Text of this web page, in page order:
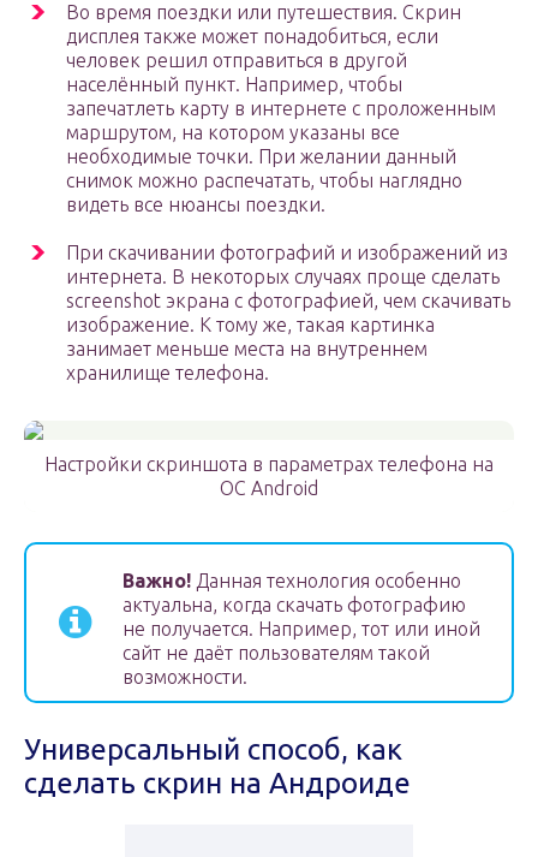
Во время поездки или путешествия. Скрин
дисплея также может понадобиться, если
человек решил отправиться в другой
населённый пункт. Например, чтобы
запечатлеть карту в интернете с проложенным
маршрутом, на котором указаны все
необходимые точки. При желании данный
снимок можно распечатать, чтобы наглядно
видеть все нюансы поездки.
При скачивании фотографий и изображений из
интернета. В некоторых случаях проще сделать
screenshot экрана с фотографией, чем скачивать
изображение. К тому же, такая картинка
занимает меньше места на внутреннем
хранилище телефона.
Настройки скриншота в параметрах телефона на
OC Android
Важно! Данная технология особенно
актуальна, когда скачать фотографию
не получается. Например, тот или иной
сайт не даёт пользователям такой
возможности.
Универсальный способ, как
сделать скрин на Андроиде